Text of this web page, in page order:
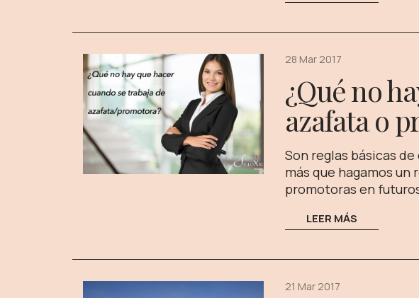
28 Mar 2017
¿Qué no
azafata o
Son reglas básicas
más que hagamos un
promotoras en
LEER MÁS
21 Mar 2017